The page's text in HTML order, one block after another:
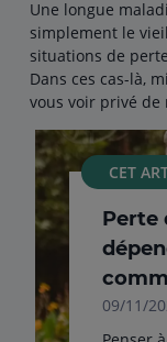
Une longue
simplement le
situations de
Dans ces cas-là,
vous voir privé de
CET
Perte
09/11/